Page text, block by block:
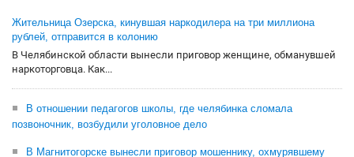
Жительница Озерска, кинувшая наркодилера на три миллиона
рублей, отправится в колонию
В Челябинской области вынесли приговор женщине, обманувшей
наркоторговца. Как...
В отношении педагогов школы, где челябинка сломала
позвоночник, возбудили уголовное дело
В Магнитогорске вынесли приговор мошеннику, охмурявшему